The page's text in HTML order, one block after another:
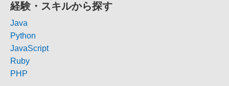
経験・スキルから探す
Java
Python
JavaScript
Ruby
PHP